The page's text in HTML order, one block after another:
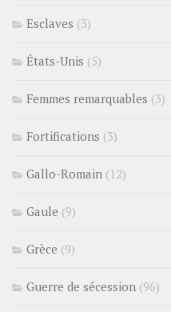
Esclaves (3)
États-Unis (5)
Femmes remarquables (3)
Fortifications (3)
Gallo-Romain (12)
Gaule (9)
Grèce (9)
Guerre de sécession (96)